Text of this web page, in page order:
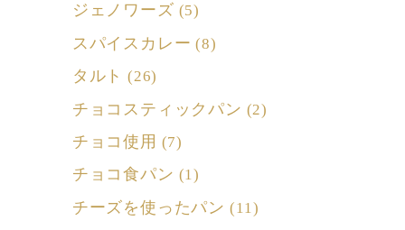
ジェノワーズ (5)
スパイスカレー (8)
タルト (26)
チョコスティックパン (2)
チョコ使用 (7)
チョコ食パン (1)
チーズを使ったパン (11)